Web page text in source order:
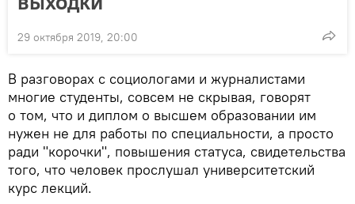
29 октября 2019, 20:00
В разговорах с социологами и журналистами
многие студенты, совсем не скрывая, говорят
о том, что и диплом о высшем образовании им
нужен не для работы по специальности, а просто
ради "корочки", повышения статуса, свидетельства
того, что человек прослушал университетский
курс лекций.